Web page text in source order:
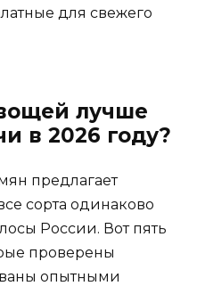
для свежего
лучше
в 2026 году?
предлагает
сорта одинаково
России. Вот пять
проверены
опытными